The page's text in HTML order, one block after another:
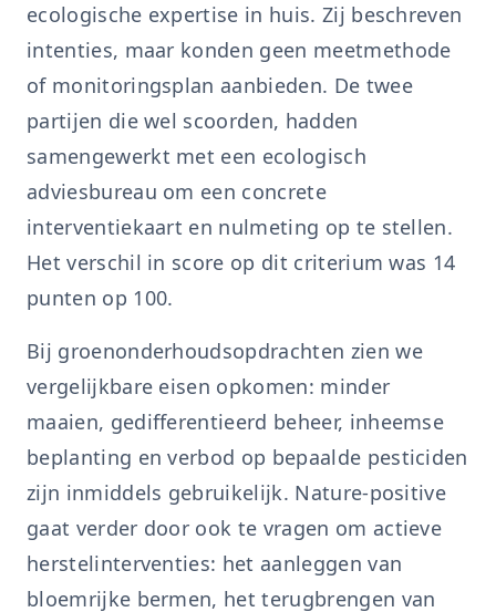
ecologische expertise in huis. Zij beschreven
intenties, maar konden geen meetmethode
of monitoringsplan aanbieden. De twee
partijen die wel scoorden, hadden
samengewerkt met een ecologisch
adviesbureau om een concrete
interventiekaart en nulmeting op te stellen.
Het verschil in score op dit criterium was 14
punten op 100.
Bij groenonderhoudsopdrachten zien we
vergelijkbare eisen opkomen: minder
maaien, gedifferentieerd beheer, inheemse
beplanting en verbod op bepaalde pesticiden
zijn inmiddels gebruikelijk. Nature-positive
gaat verder door ook te vragen om actieve
herstelinterventies: het aanleggen van
bloemrijke bermen, het terugbrengen van